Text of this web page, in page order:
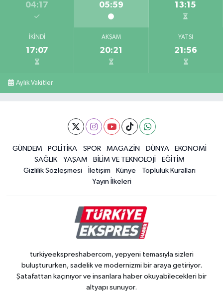
04:17 05:59 13:15
İKINDI
17:07
AKŞAM
20:21
YATSI
21:56
Aylık Vakitler
GÜNDEM POLİTİKA SPOR MAGAZİN DÜNYA
EKONOMİ
SAĞLIK
YAŞAM BİLİM VE TEKNOLOJİ
EĞİTİM
Gizlilik Sözleşmesi
İletişim Künye
Topluluk Kuralları
Yayın İlkeleri
turkiyeekspreshabercom, yepyeni temasıyla sizleri
buluştururken, sadelik ve modernizmi bir araya getiriyor.
Şatafattan kaçınıyor ve insanlara haber okuyabilecekleri bir
altyapı sunuyor.